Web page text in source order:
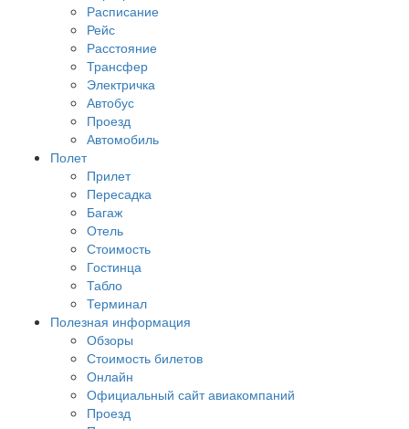
Расписание
Рейс
Расстояние
Трансфер
Электричка
Автобус
Проезд
Автомобиль
Полет
Прилет
Пересадка
Багаж
Отель
Стоимость
Гостинца
Табло
Терминал
Полезная информация
Обзоры
Стоимость билетов
Онлайн
Официальный сайт авиакомпаний
Проезд